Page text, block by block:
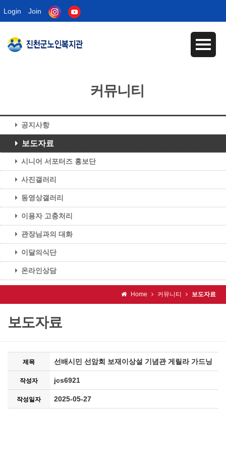
Login Join
커뮤니티
공지사항
보도자료
시니어 서포터즈 홍보단
사진갤러리
동영상갤러리
이용자 고충처리
관장님과의 대화
이달의식단
온라인상담
Home 커뮤니티 보도자료
보도자료
제목 선배시민 선암회 보재이상설 기념관 게릴라 가드닝
작성자 jcs6921
작성일자 2025-05-27